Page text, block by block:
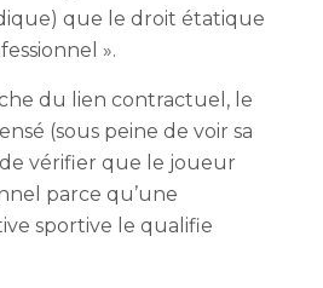
que le droit étatique
».
du lien contractuel, le
(sous peine de voir sa
vérifier que le joueur
parce qu’une
sportive le qualifie